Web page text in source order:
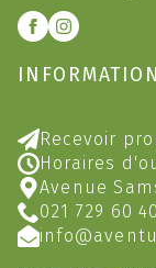
Recevoir
Horaires
Avenue
021 729 60 40